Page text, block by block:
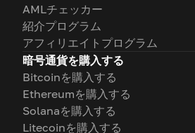
AMLチェッカー
紹介プログラム
アフィリエイトプログラム
暗号通貨を購入する
Bitcoinを購入する
Ethereumを購入する
Solanaを購入する
Litecoinを購入する